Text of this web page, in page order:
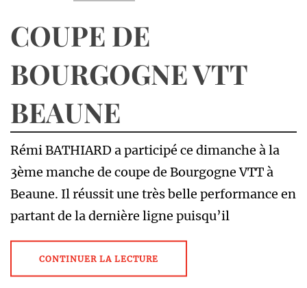
COUPE DE
BOURGOGNE VTT
BEAUNE
Rémi BATHIARD a participé ce dimanche à la
3ème manche de coupe de Bourgogne VTT à
Beaune. Il réussit une très belle performance en
partant de la dernière ligne puisqu’il
CONTINUER LA LECTURE